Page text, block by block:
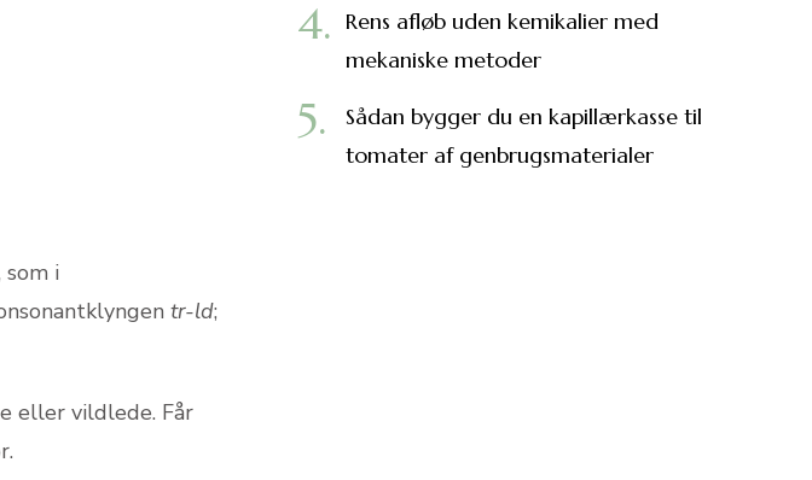
i
tr-ld;
eller vildlede. Får
Rens afløb uden kemikalier med
mekaniske metoder
Sådan bygger du en kapillærkasse til
tomater af genbrugsmaterialer